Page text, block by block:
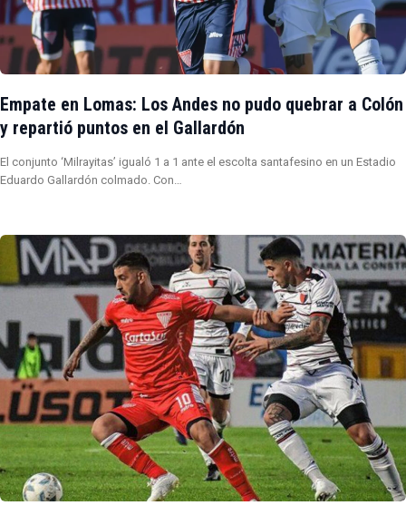
Empate en Lomas: Los Andes no pudo quebrar a Colón
y repartió puntos en el Gallardón
El conjunto ‘Milrayitas’ igualó 1 a 1 ante el escolta santafesino en un Estadio
Eduardo Gallardón colmado. Con…